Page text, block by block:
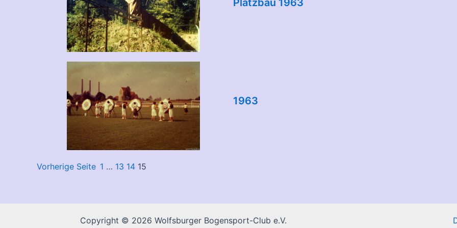
1963
Vorherige Seite 1 … 13 14 15
Copyright © 2026 Wolfsburger Bogensport-Club e.V.